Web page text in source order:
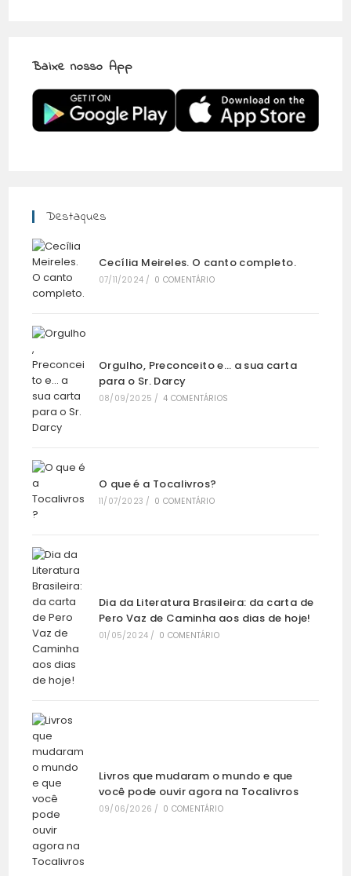
Baixe nosso App
Destaques
Cecília Meireles. O canto completo.
07/11/2024 / 0 COMENTÁRIO
Orgulho, Preconceito e… a sua carta
para o Sr. Darcy
08/09/2025 / 4 COMENTÁRIOS
O que é a Tocalivros?
11/07/2023 / 0 COMENTÁRIO
Dia da Literatura Brasileira: da carta de
Pero Vaz de Caminha aos dias de hoje!
01/05/2024 / 0 COMENTÁRIO
Livros que mudaram o mundo e que
você pode ouvir agora na Tocalivros
09/06/2026 / 0 COMENTÁRIO